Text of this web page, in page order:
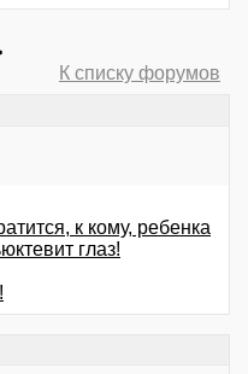
К списку форумов
к кому, ребенка
глаз!